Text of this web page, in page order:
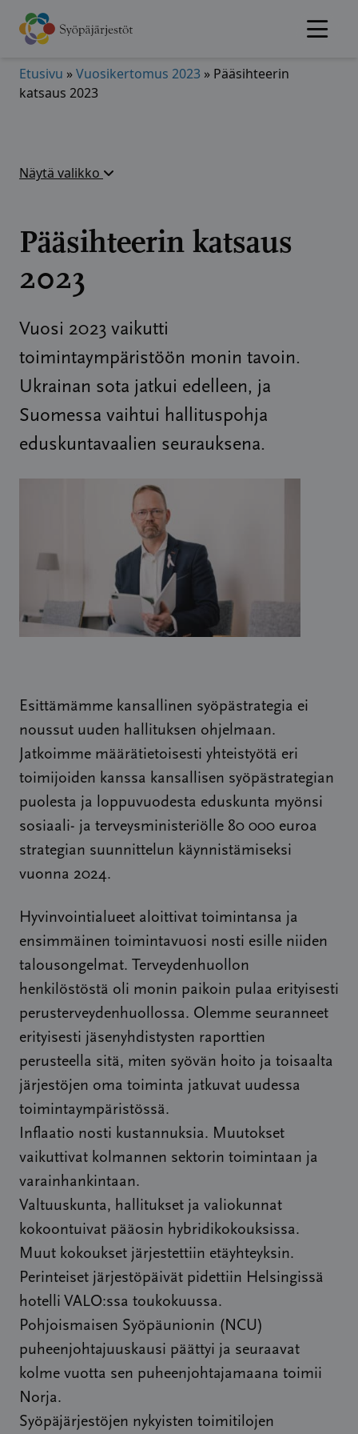
Hyppää
sisältöön
Etusivu »Vuosikertomus 2023 » Pääsihteerin
katsaus 2023
Näytä valikko
Pääsihteerin katsaus
2023
Vuosi 2023 vaikutti
toimintaympäristöön monin tavoin.
Ukrainan sota jatkui edelleen, ja
Suomessa vaihtui hallituspohja
eduskuntavaalien seurauksena.
Esittämämme kansallinen syöpästrategia ei
noussut uuden hallituksen ohjelmaan.
Jatkoimme määrätietoisesti yhteistyötä eri
toimijoiden kanssa kansallisen syöpästrategian
puolesta ja loppuvuodesta eduskunta myönsi
sosiaali- ja terveysministeriölle 80 000 euroa
strategian suunnittelun käynnistämiseksi
vuonna 2024.
Hyvinvointialueet aloittivat toimintansa ja
ensimmäinen toimintavuosi nosti esille niiden
talousongelmat. Terveydenhuollon
henkilöstöstä oli monin paikoin pulaa erityisesti
perusterveydenhuollossa. Olemme seuranneet
erityisesti jäsenyhdistysten raporttien
perusteella sitä, miten syövän hoito ja toisaalta
järjestöjen oma toiminta jatkuvat uudessa
toimintaympäristössä.
Inflaatio nosti kustannuksia. Muutokset
vaikuttivat kolmannen sektorin toimintaan ja
varainhankintaan.
Valtuuskunta, hallitukset ja valiokunnat
kokoontuivat pääosin hybridikokouksissa.
Muut kokoukset järjestettiin etäyhteyksin.
Perinteiset järjestöpäivät pidettiin Helsingissä
hotelli VALO:ssa toukokuussa.
Pohjoismaisen Syöpäunionin (NCU)
puheenjohtajuuskausi päättyi ja seuraavat
kolme vuotta sen puheenjohtajamaana toimii
Norja.
Syöpäjärjestöjen nykyisten toimitilojen